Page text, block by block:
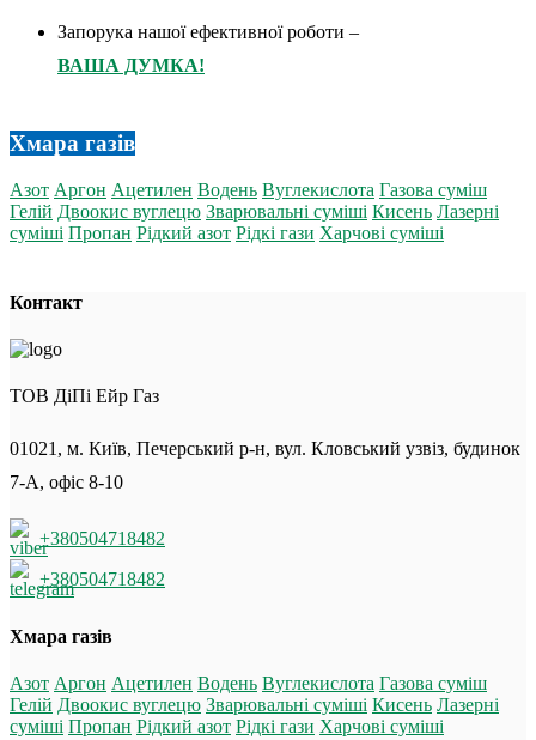
Запорука нашої ефективної роботи –
ВАША ДУМКА!
Хмара газів
Азот Аргон Ацетилен Водень Вуглекислота Газова суміш
Гелій Двоокис вуглецю Зварювальні суміші Кисень Лазерні
суміші Пропан Рідкий азот Рідкі гази Харчові суміші
Контакт
ТОВ ДіПі Ейр Газ
01021, м. Київ, Печерський р-н, вул. Кловський узвіз, будинок
7-А, офіс 8-10
+380504718482
+380504718482
Хмара газів
Азот Аргон Ацетилен Водень Вуглекислота Газова суміш
Гелій Двоокис вуглецю Зварювальні суміші Кисень Лазерні
суміші Пропан Рідкий азот Рідкі гази Харчові суміші